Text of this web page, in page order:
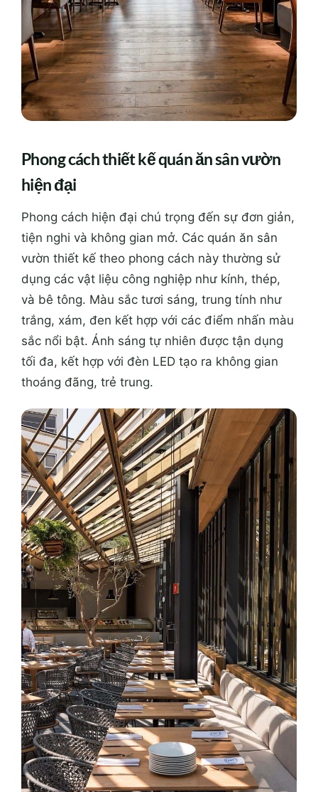
Phong cách thiết kế quán ăn sân vườn
hiện đại
Phong cách hiện đại chú trọng đến sự đơn giản,
tiện nghi và không gian mở. Các quán ăn sân
vườn thiết kế theo phong cách này thường sử
dụng các vật liệu công nghiệp như kính, thép,
và bê tông. Màu sắc tươi sáng, trung tính như
trắng, xám, đen kết hợp với các điểm nhấn màu
sắc nổi bật. Ánh sáng tự nhiên được tận dụng
tối đa, kết hợp với đèn LED tạo ra không gian
thoáng đãng, trẻ trung.